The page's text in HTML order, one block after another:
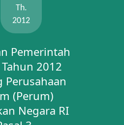
Th.
2012
Pemerintah
2012
Perusahaan
(Perum)
Negara RI